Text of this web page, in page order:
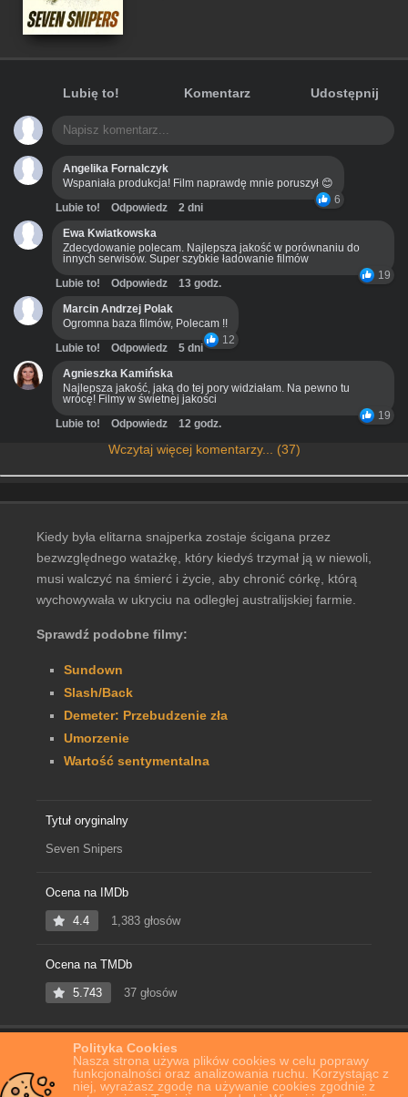
Polityka Cookies
Nasza strona używa plików cookies w celu poprawy
funkcjonalności oraz analizowania ruchu. Korzystając z
niej, wyrażasz zgodę na używanie cookies zgodnie z
Lubię to! Komentarz Udostępnij
Angelika Fornalczyk
Wspaniała produkcja! Film naprawdę mnie poruszył 😊
6
Lubie to! Odpowiedz
2 dni
Ewa Kwiatkowska
Zdecydowanie polecam. Najlepsza jakość w porównaniu do
innych serwisów. Super szybkie ładowanie filmów
19
Lubie to! Odpowiedz
13 godz.
Marcin Andrzej Polak
Ogromna baza filmów, Polecam !!
12
Lubie to! Odpowiedz
5 dni
Agnieszka Kamińska
Najlepsza jakość, jaką do tej pory widziałam. Na pewno tu
wrócę! Filmy w świetnej jakości
19
Lubie to! Odpowiedz 12 godz.
Wczytaj więcej komentarzy... (37)
Kiedy była elitarna snajperka zostaje ścigana przez
bezwzględnego watażkę, który kiedyś trzymał ją w niewoli,
musi walczyć na śmierć i życie, aby chronić córkę, którą
wychowywała w ukryciu na odległej australijskiej farmie.
Sprawdź podobne filmy:
Sundown
Slash/Back
Demeter: Przebudzenie zła
Umorzenie
Wartość sentymentalna
Tytuł oryginalny
Seven Snipers
Ocena na IMDb
4.4 1,383 głosów
Ocena na TMDb
5.743 37 głosów
Film Online Seven Snipers